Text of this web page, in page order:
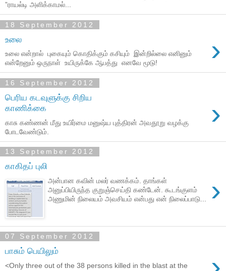
”ராயல்டி அளிக்காமல்...
18 September 2012
உலை ›
உலை என்றால் புகையும் கொதிக்கும் கசியும் இன்றில்லை எனினும்
என்றேனும் ஒருநாள் உயிருக்கே ஆபத்து எனவே மூடு!
16 September 2012
பெரிய கடவுளுக்கு சிறிய
காணிக்கை
›
காசு கண்ணன் மீது உயிர்மை மனுஷ்ய புத்திரன் அவதூறு வழக்கு
போடவேண்டும்.
13 September 2012
காகிதப் புலி
›
அன்பான கவின் மலர் வணக்கம். தாங்கள்
அனுப்பியிருந்த குறுஞ்செய்தி கண்டேன். கூடங்குளம்
அணுமின் நிலையம் அவசியம் என்பது என் நிலைப்பாடு...
07 September 2012
பாசும் பெயிலும்
<Only three out of the 38 persons killed in the blast at the